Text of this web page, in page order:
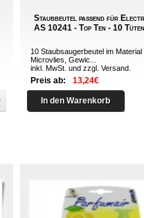
Staubbeutel passend für
AS 10241 - Top Ten - 10
10 Staubsaugerbeutel im Material
Microvlies, Gewic...
inkl. MwSt. und zzgl.Versand
Preis ab: 13,24€
In den Warenkorb